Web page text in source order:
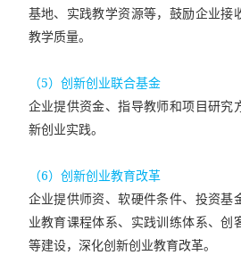
基地、实践教学资源等，鼓励企业接
教学质量。
（5）创新创业联合基金
企业提供资金、指导教师和项目研究
新创业实践。
（6）创新创业教育改革
企业提供师资、软硬件条件、投资基
业教育课程体系、实践训练体系、创
等建设，深化创新创业教育改革。